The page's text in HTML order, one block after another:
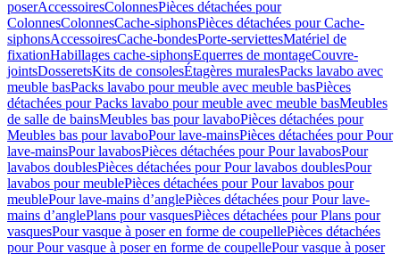
poserAccessoiresColonnesPièces détachées pour
ColonnesColonnesCache-siphonsPièces détachées pour Cache-
siphonsAccessoiresCache-bondesPorte-serviettesMatériel de
fixationHabillages cache-siphonsEquerres de montageCouvre-
jointsDosseretsKits de consolesÉtagères muralesPacks lavabo avec
meuble basPacks lavabo pour meuble avec meuble basPièces
détachées pour Packs lavabo pour meuble avec meuble basMeubles
de salle de bainsMeubles bas pour lavaboPièces détachées pour
Meubles bas pour lavaboPour lave-mainsPièces détachées pour Pour
lave-mainsPour lavabosPièces détachées pour Pour lavabosPour
lavabos doublesPièces détachées pour Pour lavabos doublesPour
lavabos pour meublePièces détachées pour Pour lavabos pour
meublePour lave-mains d’anglePièces détachées pour Pour lave-
mains d’anglePlans pour vasquesPièces détachées pour Plans pour
vasquesPour vasque à poser en forme de coupellePièces détachées
pour Pour vasque à poser en forme de coupellePour vasque à poser